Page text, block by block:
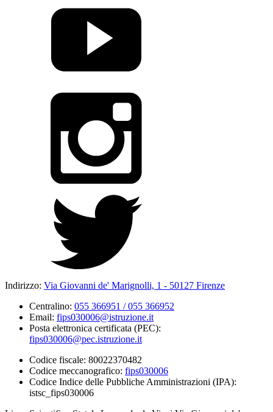
Indirizzo: Via Giovanni de' Marignolli, 1 - 50127 Firenze
Centralino: 055 366951 / 055 366952
Email: fips030006@istruzione.it
Posta elettronica certificata (PEC):
fips030006@pec.istruzione.it
Codice fiscale: 80022370482
Codice meccanografico: fips030006
Codice Indice delle Pubbliche Amministrazioni (IPA):
istsc_fips030006